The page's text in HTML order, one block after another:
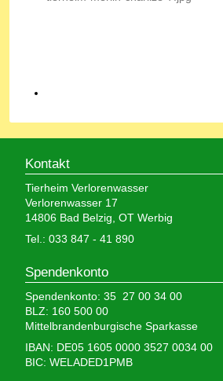
Kontakt
Tierheim Verlorenwasser
Verlorenwasser 17
14806 Bad Belzig, OT Werbig
Tel.: 033 847 - 41 890
Spendenkonto
Spendenkonto: 35 27 00 34 00
BLZ: 160 500 00
Mittelbrandenburgische Sparkasse
IBAN: DE05 1605 0000 3527 0034 00
BIC: WELADED1PMB